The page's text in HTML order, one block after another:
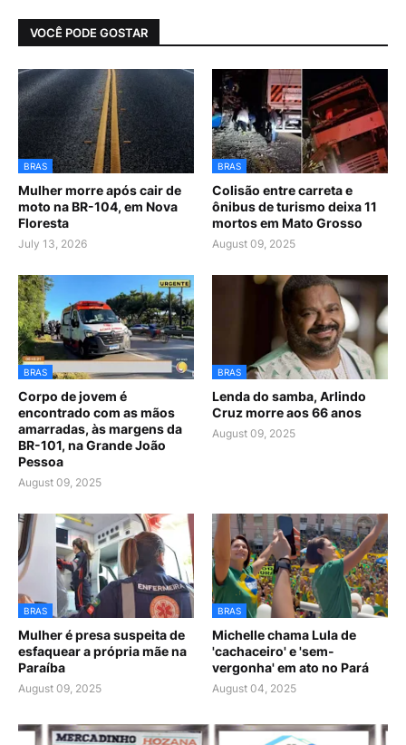
VOCÊ PODE GOSTAR
BRAS
Mulher morre após cair de
moto na BR-104, em Nova
Floresta
July 13, 2026
BRAS
Colisão entre carreta e
ônibus de turismo deixa 11
mortos em Mato Grosso
August 09, 2025
BRAS
Corpo de jovem é
encontrado com as mãos
amarradas, às margens da
BR-101, na Grande João
Pessoa
August 09, 2025
BRAS
Lenda do samba, Arlindo
Cruz morre aos 66 anos
August 09, 2025
BRAS
Mulher é presa suspeita de
esfaquear a própria mãe na
Paraíba
August 09, 2025
BRAS
Michelle chama Lula de
'cachaceiro' e 'sem-
vergonha' em ato no Pará
August 04, 2025